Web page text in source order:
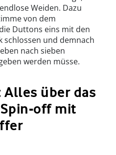
Weiden. Dazu
von dem
Duttons eins mit den
schlossen und demnach
nach sieben
werden müsse.
Alles über das
off mit